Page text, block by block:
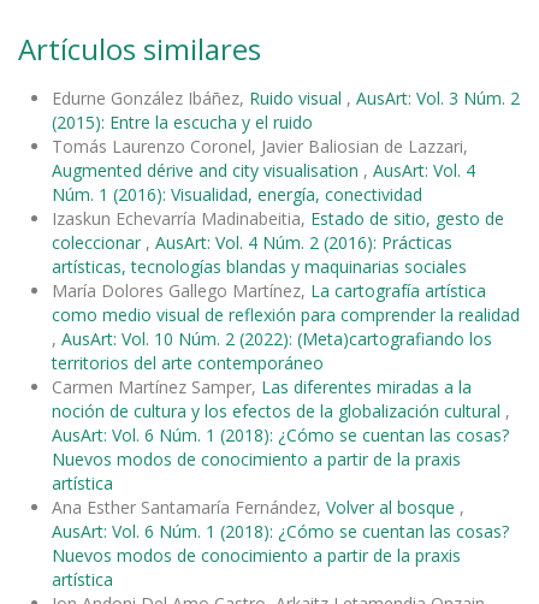
Artículos similares
Edurne González Ibáñez, Ruido visual , AusArt: Vol. 3 Núm. 2
(2015): Entre la escucha y el ruido
Tomás Laurenzo Coronel, Javier Baliosian de Lazzari,
Augmented dérive and city visualisation , AusArt: Vol. 4
Núm. 1 (2016): Visualidad, energía, conectividad
Izaskun Echevarría Madinabeitia, Estado de sitio, gesto de
coleccionar , AusArt: Vol. 4 Núm. 2 (2016): Prácticas
artísticas, tecnologías blandas y maquinarias sociales
María Dolores Gallego Martínez, La cartografía artística
como medio visual de reflexión para comprender la realidad
, AusArt: Vol. 10 Núm. 2 (2022): (Meta)cartografiando los
territorios del arte contemporáneo
Carmen Martínez Samper, Las diferentes miradas a la
noción de cultura y los efectos de la globalización cultural ,
AusArt: Vol. 6 Núm. 1 (2018): ¿Cómo se cuentan las cosas?
Nuevos modos de conocimiento a partir de la praxis
artística
Ana Esther Santamaría Fernández, Volver al bosque ,
AusArt: Vol. 6 Núm. 1 (2018): ¿Cómo se cuentan las cosas?
Nuevos modos de conocimiento a partir de la praxis
artística